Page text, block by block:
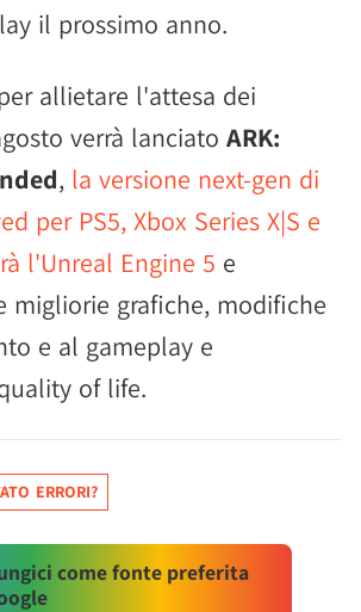
il prossimo anno.
allietare l'attesa dei
verrà lanciato ARK:
, la versione next-gen di
per PS5, Xbox Series X|S e
l'Unreal Engine 5 e
migliorie grafiche, modifiche
e al gameplay e
of life.
ERRORI?
come fonte preferita